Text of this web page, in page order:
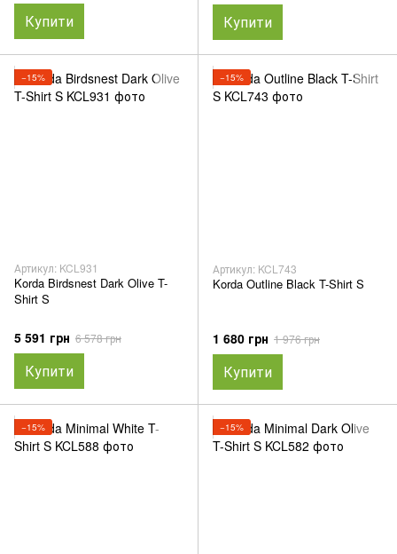
Купити Купити
−15%
Артикул: KCL931
Korda Birdsnest Dark Olive T-
Shirt S
5 591 грн 6 578 грн
Купити
−15%
Артикул: KCL743
Korda Outline Black T-Shirt S
1 680 грн 1 976 грн
Купити
−15% −15%